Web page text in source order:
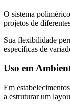
O sistema
projetos de
Sua flexibilidade
específicas de
Uso em
Em
a estruturar um